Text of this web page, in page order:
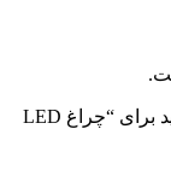
اولین نفری باشید که دیدگاهی را ارسال می کنید برای “چراغ LED